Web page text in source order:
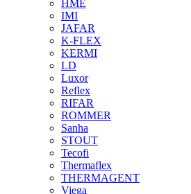
HME
IMI
JAFAR
K-FLEX
KERMI
LD
Luxor
Reflex
RIFAR
ROMMER
Sanha
STOUT
Tecofi
Thermaflex
THERMAGENT
Viega